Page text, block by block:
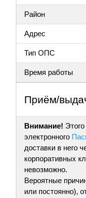
Район
Адрес
Тип ОПС
Время работы
Приём/
Внимание!
электронного
доставки в него
корпоративных
невозможно.
Вероятные
или постоянно),